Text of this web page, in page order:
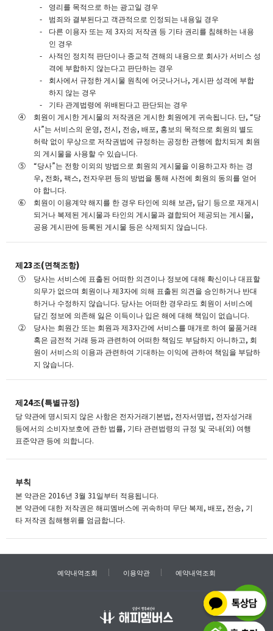
영리를 목적으로 하는 광고일 경우
범죄와 결부된다고 객관적으로 인정되는 내용일 경우
다른 이용자 또는 제 3자의 저작권 등 기타 권리를 침해하는 내용
인 경우
사적인 정치적 판단이나 종교적 견해의 내용으로 회사가 서비스 성
격에 부합하지 않는다고 판단하는 경우
회사에서 규정한 게시물 원칙에 어긋나거나, 게시판 성격에 부합
하지 않는 경우
기타 관계법령에 위배된다고 판단되는 경우
회원이 게시한 게시물의 저작권은 게시한 회원에게 귀속됩니다. 단, “당
사”는 서비스의 운영, 전시, 전송, 배포, 홍보의 목적으로 회원의 별도
허락 없이 무상으로 저작권법에 규정하는 공정한 관행에 합치되게 회원
의 게시물을 사용할 수 있습니다.
“당사”는 전항 이외의 방법으로 회원의 게시물을 이용하고자 하는 경
우, 전화, 팩스, 전자우편 등의 방법을 통해 사전에 회원의 동의를 얻어
야 합니다.
회원이 이용계약 해지를 한 경우 타인에 의해 보관, 담기 등으로 재게시
되거나 복제된 게시물과 타인의 게시물과 결합되어 제공되는 게시물,
공용 게시판에 등록된 게시물 등은 삭제되지 않습니다.
제23조(면책조항)
당사는 서비스에 표출된 어떠한 의견이나 정보에 대해 확신이나 대표할
의무가 없으며 회원이나 제3자에 의해 표출된 의견을 승인하거나 반대
하거나 수정하지 않습니다. 당사는 어떠한 경우라도 회원이 서비스에
담긴 정보에 의존해 잃은 이득이나 입은 해에 대해 책임이 없습니다.
당사는 회원간 또는 회원과 제3자간에 서비스를 매개로 하여 물품거래
혹은 금전적 거래 등과 관련하여 어떠한 책임도 부담하지 아니하고, 회
원이 서비스의 이용과 관련하여 기대하는 이익에 관하여 책임을 부담하
지 않습니다.
제24조(특별규정)
당 약관에 명시되지 않은 사항은 전자거래기본법, 전자서명법, 전자성거래
등에서의 소비자보호에 관한 법률, 기타 관련법령의 규정 및 국내(외) 여행
표준약관 등에 의합니다.
부칙
본 약관은 2016년 3월 31일부터 적용됩니다.
본 약관에 대한 저작권은 해피멤버스에 귀속하며 무단 복제, 배포, 전송, 기
타 저작권 침해행위를 엄금합니다.
예약내역조회 이용약관 예약내역조회
TOP